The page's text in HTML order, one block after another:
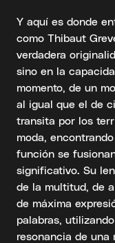
Y aquí es donde
como Thibaut
verdadera
sino en la
momento, de un
al igual que el de
transita por los
moda,
función se
significativo. Su
de la multitud, de
de máxima
palabras,
resonancia de una